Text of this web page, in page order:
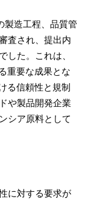
製造工程、品質管
査され、提出内
した。これは、
重要な成果とな
る信頼性と規制
や製品開発企業
シア原料として
に対する要求が